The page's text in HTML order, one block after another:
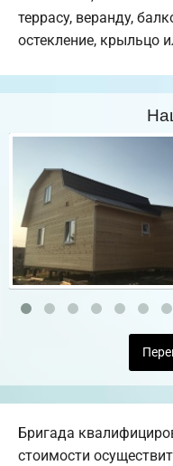
террасу, веранду,
остекление, крыльцо
Бригада
стоимости